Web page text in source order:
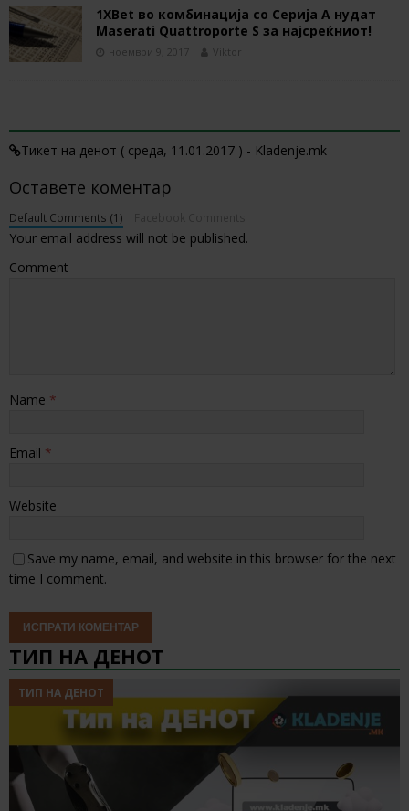
1XBet во комбинација со Серија А нудат
Maserati Quattroporte S за најсреќниот!
ноември 9, 2017 Viktor
Тикет на денот ( среда, 11.01.2017 ) - Kladenje.mk
Оставете коментар
Default Comments (1)
Your email address will not be published.
Comment
Name *
Email *
Website
Save my name, email, and website in this browser for the next
time I comment.
ТИП НА ДЕНОТ
ТИП НА ДЕНОТ